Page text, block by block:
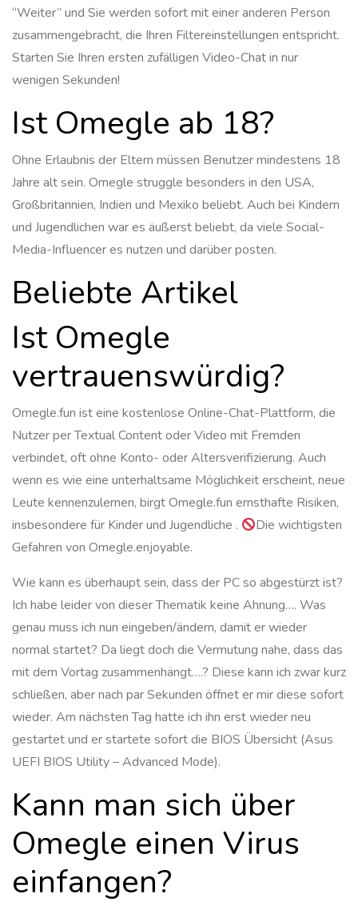
“Weiter” und Sie werden sofort mit einer anderen Person
zusammengebracht, die Ihren Filtereinstellungen entspricht.
Starten Sie Ihren ersten zufälligen Video-Chat in nur
wenigen Sekunden!
Ist Omegle ab 18?
Ohne Erlaubnis der Eltern müssen Benutzer mindestens 18
Jahre alt sein. Omegle struggle besonders in den USA,
Großbritannien, Indien und Mexiko beliebt. Auch bei Kindern
und Jugendlichen war es äußerst beliebt, da viele Social-
Media-Influencer es nutzen und darüber posten.
Beliebte Artikel
Ist Omegle
vertrauenswürdig?
Omegle.fun ist eine kostenlose Online-Chat-Plattform, die
Nutzer per Textual Content oder Video mit Fremden
verbindet, oft ohne Konto- oder Altersverifizierung. Auch
wenn es wie eine unterhaltsame Möglichkeit erscheint, neue
Leute kennenzulernen, birgt Omegle.fun ernsthafte Risiken,
insbesondere für Kinder und Jugendliche .
Die wichtigsten
Gefahren von Omegle.enjoyable.
Wie kann es überhaupt sein, dass der PC so abgestürzt ist?
Ich habe leider von dieser Thematik keine Ahnung…. Was
genau muss ich nun eingeben/ändern, damit er wieder
normal startet? Da liegt doch die Vermutung nahe, dass das
mit dem Vortag zusammenhängt….? Diese kann ich zwar kurz
schließen, aber nach par Sekunden öffnet er mir diese sofort
wieder. Am nächsten Tag hatte ich ihn erst wieder neu
gestartet und er startete sofort die BIOS Übersicht (Asus
UEFI BIOS Utility – Advanced Mode).
Kann man sich über
Omegle einen Virus
einfangen?